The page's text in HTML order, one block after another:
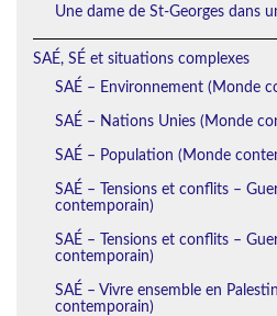
Une dame de St-Georges dans
SAÉ, SÉ et situations complexes
SAÉ – Environnement (Monde
SAÉ – Nations Unies (Monde
SAÉ – Population (Monde
SAÉ – Tensions et conflits –
contemporain)
SAÉ – Tensions et conflits –
contemporain)
SAÉ – Vivre ensemble en
contemporain)